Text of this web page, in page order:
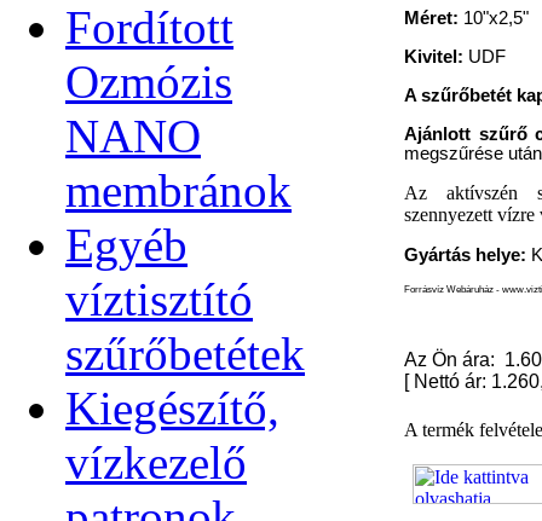
Fordított
Ozmózis
NANO
membránok
Egyéb
víztisztító
szűrőbetétek
Kiegészítő,
vízkezelő
Méret: 10"x2,5"
Kivitel: UDF
A szűrőbetét
Ajánlott szűrő
megszűrése
Az aktívszén
szennyezett vízre
Gyártás helye:
Forrásvíz Webáruház -
Az Ön ára:
[ Nettó ár:
A termék